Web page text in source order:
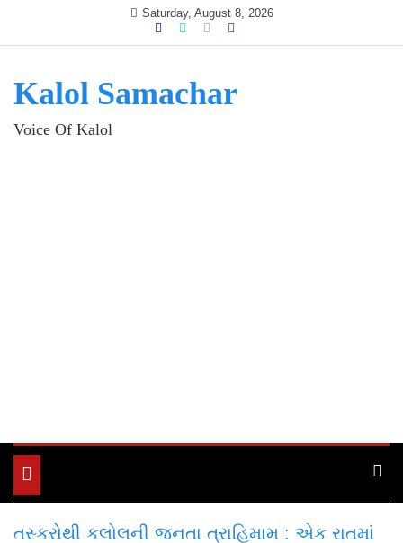
Saturday, August 8, 2026
Kalol Samachar
Voice Of Kalol
Toggle
navigation
તસ્કરોથી કલોલની જનતા ત્રાહિમામ : એક રાતમાં